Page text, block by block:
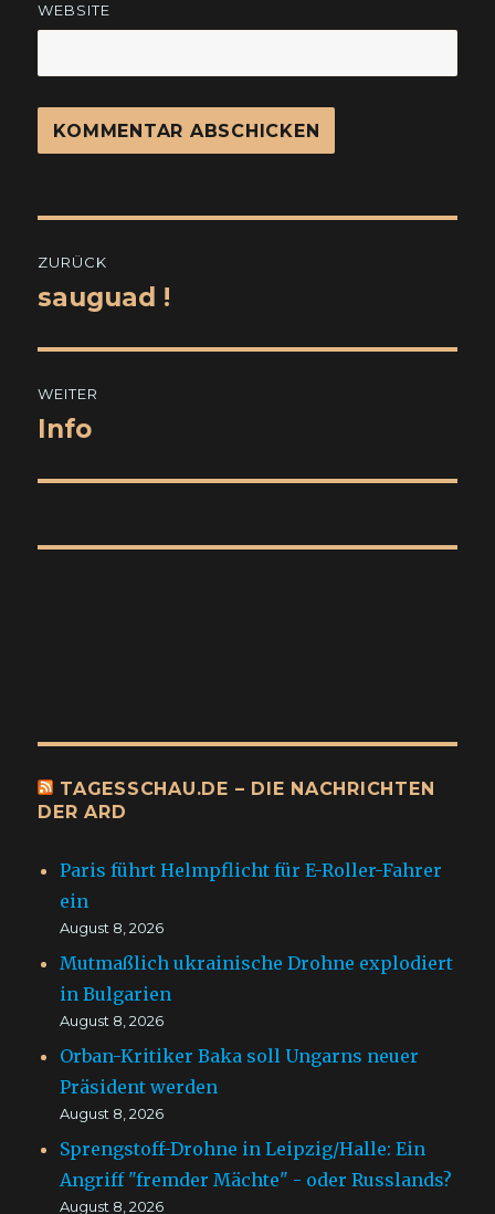
WEBSITE
ZURÜCK
Vorheriger
sauguad !
WEITER
Nächster
Info
TAGESSCHAU.DE – DIE NACHRICHTEN
DER ARD
Paris führt Helmpflicht für E-Roller-Fahrer
ein
August 8, 2026
Mutmaßlich ukrainische Drohne explodiert
in Bulgarien
August 8, 2026
Orban-Kritiker Baka soll Ungarns neuer
Präsident werden
August 8, 2026
Sprengstoff-Drohne in Leipzig/Halle: Ein
Angriff "fremder Mächte" - oder Russlands?
August 8, 2026